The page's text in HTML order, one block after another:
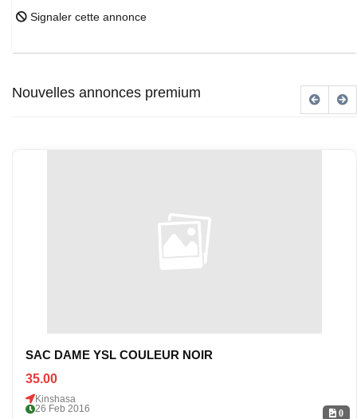
Signaler cette annonce
Nouvelles annonces premium
0
SAC DAME YSL COULEUR NOIR
35.00
Kinshasa
26 Feb 2016